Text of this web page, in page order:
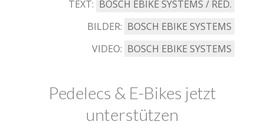
TEXT: BOSCH EBIKE SYSTEMS / RED.
BILDER: BOSCH EBIKE SYSTEMS
VIDEO: BOSCH EBIKE SYSTEMS
Pedelecs & E-Bikes jetzt
unterstützen